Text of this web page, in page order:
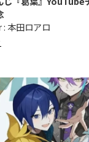
本田ロアロ